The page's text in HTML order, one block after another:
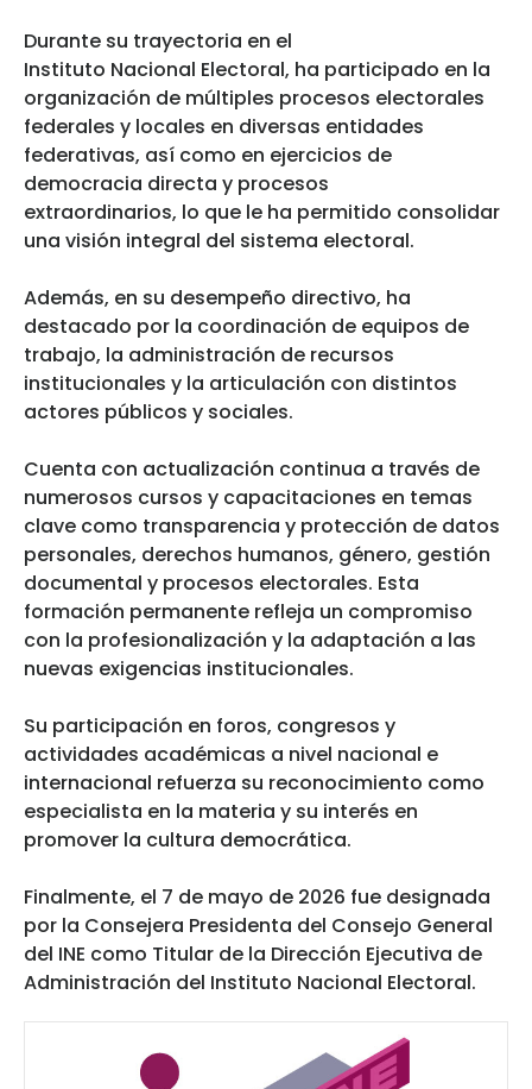
Durante su trayectoria en el
Instituto Nacional Electoral, ha participado en la
organización de múltiples procesos electorales
federales y locales en diversas entidades
federativas, así como en ejercicios de
democracia directa y procesos
extraordinarios, lo que le ha permitido consolidar
una visión integral del sistema electoral.
Además, en su desempeño directivo, ha
destacado por la coordinación de equipos de
trabajo, la administración de recursos
institucionales y la articulación con distintos
actores públicos y sociales.
Cuenta con actualización continua a través de
numerosos cursos y capacitaciones en temas
clave como transparencia y protección de datos
personales, derechos humanos, género, gestión
documental y procesos electorales. Esta
formación permanente refleja un compromiso
con la profesionalización y la adaptación a las
nuevas exigencias institucionales.
Su participación en foros, congresos y
actividades académicas a nivel nacional e
internacional refuerza su reconocimiento como
especialista en la materia y su interés en
promover la cultura democrática.
Finalmente, el 7 de mayo de 2026 fue designada
por la Consejera Presidenta del Consejo General
del INE como Titular de la Dirección Ejecutiva de
Administración del Instituto Nacional Electoral.